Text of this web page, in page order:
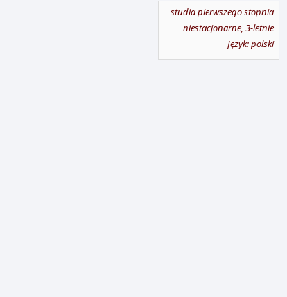
studia pierwszego stopnia
niestacjonarne, 3-letnie
Język: polski